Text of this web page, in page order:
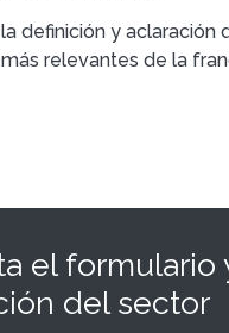
definición y aclaración
relevantes de la
el formulario
del sector